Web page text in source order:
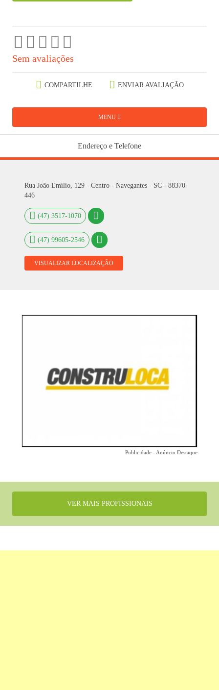
Sem avaliações
COMPARTILHE ENVIAR AVALIAÇÃO
MENU
Endereço e Telefone
Rua João Emílio, 129 - Centro - Navegantes - SC - 88370-
446
(47) 3517-1070
(47) 99605-2546
VISUALIZAR LOCALIZAÇÃO
Publicidade - Anúncio Destaque
VER MAIS PROFISSIONAIS